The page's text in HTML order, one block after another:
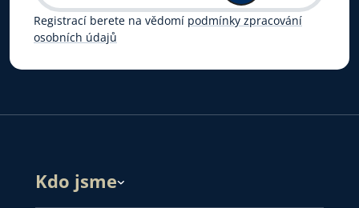
Registrací berete na vědomí podmínky zpracování
osobních údajů
Kdo jsme